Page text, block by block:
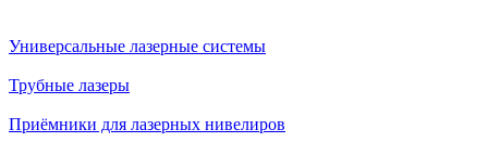
Универсальные лазерные системы
Трубные лазеры
Приёмники для лазерных нивелиров